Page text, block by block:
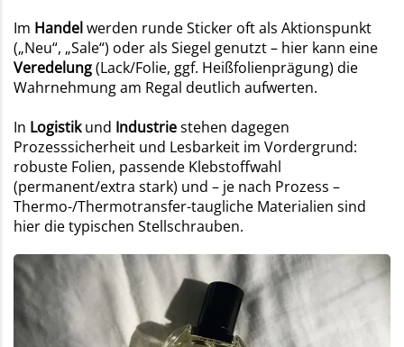
Im Handelwerden runde Sticker oft als Aktionspunkt
(„Neu“, „Sale“) oder als Siegel genutzt – hier kann eine
Veredelung(Lack/Folie, ggf. Heißfolienprägung) die
Wahrnehmung am Regal deutlich aufwerten.
In Logistikund Industriestehen dagegen
Prozesssicherheit und Lesbarkeit im Vordergrund:
robuste Folien, passende Klebstoffwahl
(permanent/extra stark) und – je nach Prozess –
Thermo-/Thermotransfer-taugliche Materialien sind
hier die typischen Stellschrauben.